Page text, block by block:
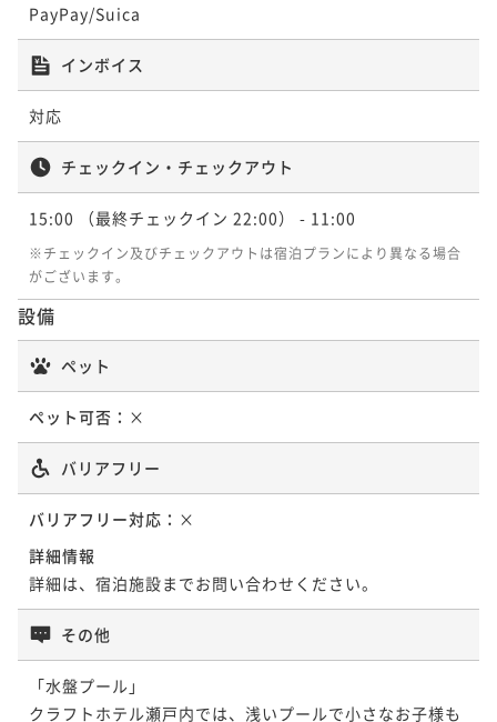
PayPay/Suica
インボイス
対応
チェックイン・チェックアウト
15:00 （最終チェックイン 22:00） - 11:00
※チェックイン及びチェックアウトは宿泊プランにより異なる場合
がございます。
設備
ペット
ペット可否： ×
バリアフリー
バリアフリー対応： ×
詳細情報
詳細は、宿泊施設までお問い合わせください。
その他
「水盤プール」
クラフトホテル瀬戸内では、浅いプールで小さなお子様も